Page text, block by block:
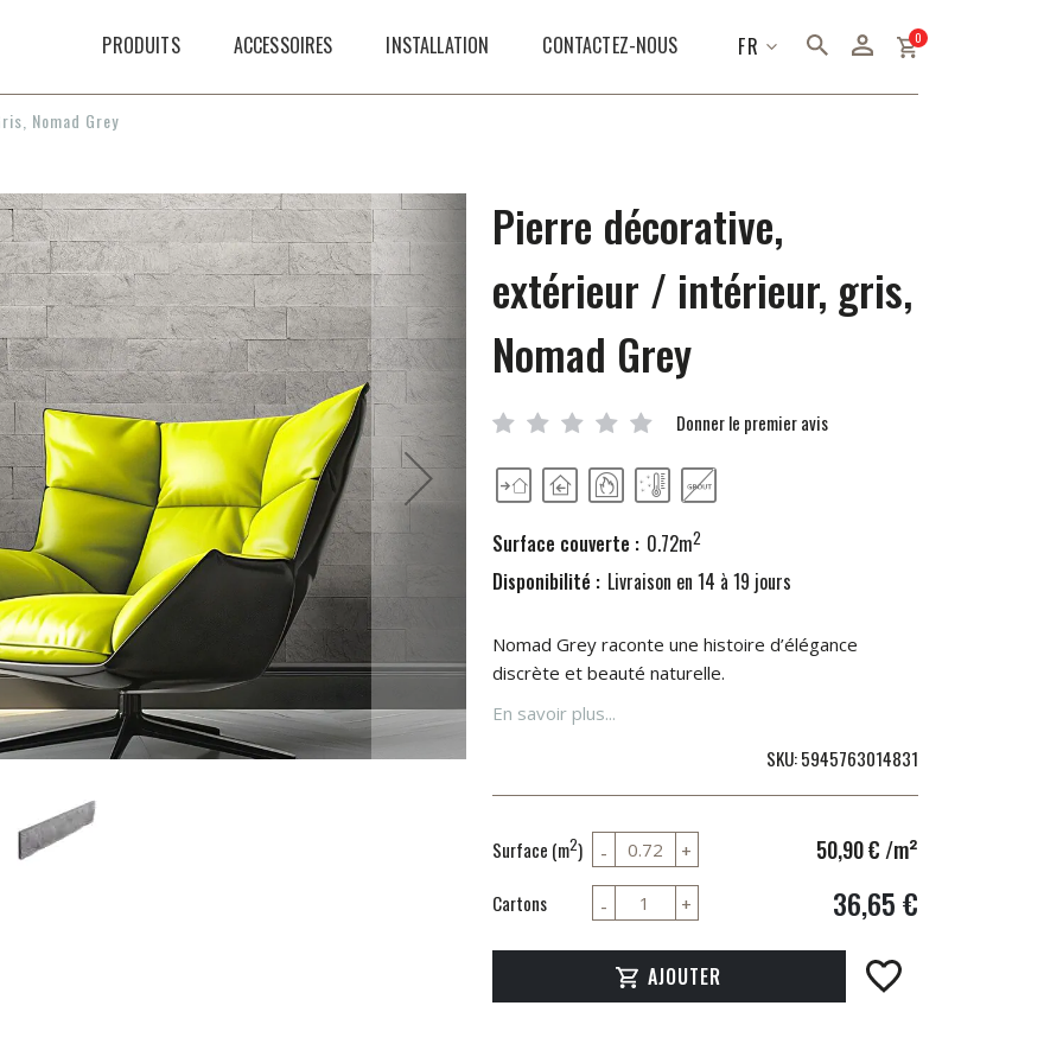
PRODUITS ACCESSOIRES INSTALLATION CONTACTEZ-NOUS LANGUE
FR 0articles
Nomad Grey
Pierre décorative,
extérieur / intérieur, gris,
Nomad Grey
Donner le premier avis
Surface couverte : 0.72m2
Disponibilité : Livraison en 14 à 19 jours
Nomad Grey raconte une histoire d’élégance
discrète et beauté naturelle.
En savoir plus...
SKU 5945763014831
Surface (m2) 50,90 € /m²
36,65 €
Cartons
AJOUTER